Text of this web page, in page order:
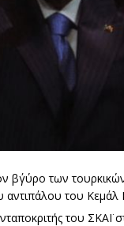
β΄γύρο των
αντιπάλου του Κεμάλ
του